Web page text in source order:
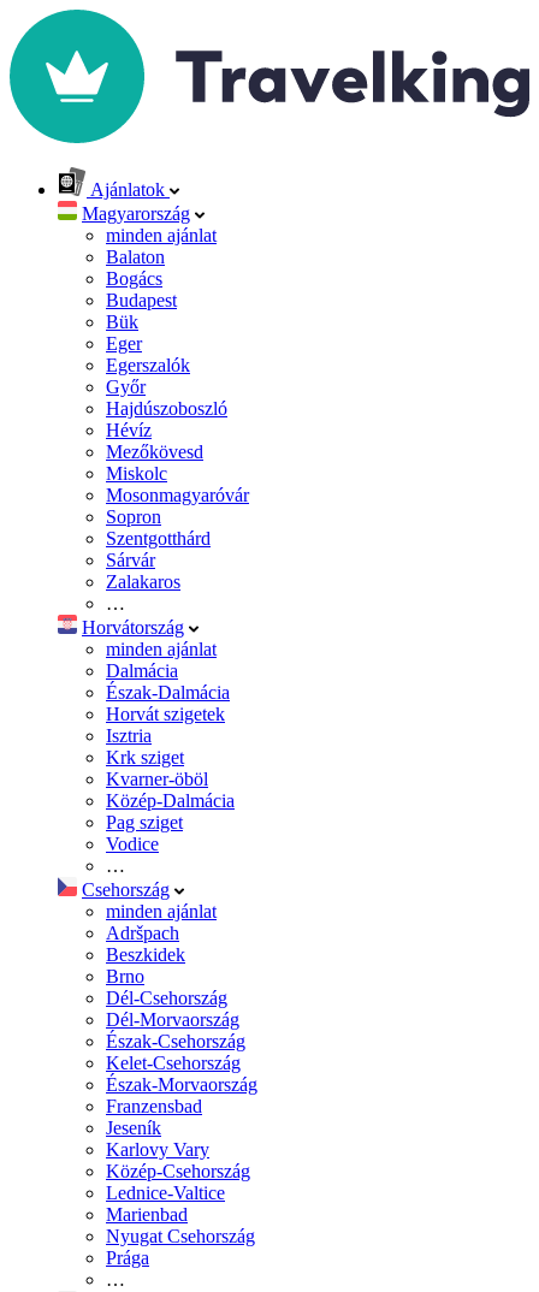
Ajánlatok
Magyarország
minden ajánlat
Balaton
Bogács
Budapest
Bük
Eger
Egerszalók
Győr
Hajdúszoboszló
Hévíz
Mezőkövesd
Miskolc
Mosonmagyaróvár
Sopron
Szentgotthárd
Sárvár
Zalakaros
…
Horvátország
minden ajánlat
Dalmácia
Észak-Dalmácia
Horvát szigetek
Isztria
Krk sziget
Kvarner-öböl
Közép-Dalmácia
Pag sziget
Vodice
…
Csehország
minden ajánlat
Adršpach
Beszkidek
Brno
Dél-Csehország
Dél-Morvaország
Észak-Csehország
Kelet-Csehország
Észak-Morvaország
Franzensbad
Jeseník
Karlovy Vary
Közép-Csehország
Lednice-Valtice
Marienbad
Nyugat Csehország
Prága
…